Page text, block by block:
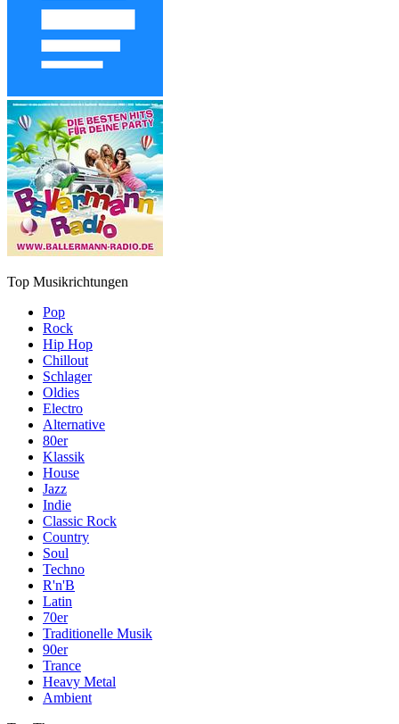
Top Musikrichtungen
Pop
Rock
Hip Hop
Chillout
Schlager
Oldies
Electro
Alternative
80er
Klassik
House
Jazz
Indie
Classic Rock
Country
Soul
Techno
R'n'B
Latin
70er
Traditionelle Musik
90er
Trance
Heavy Metal
Ambient